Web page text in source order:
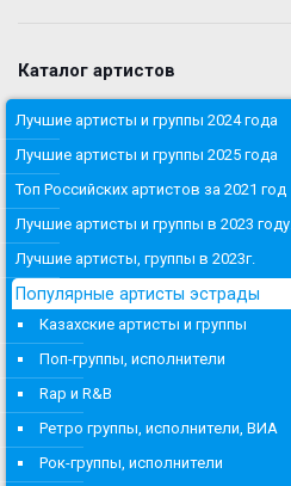
Каталог артистов
Лучшие артисты и группы 2024 года
Лучшие артисты и группы 2025 года
Топ Российских артистов за 2021 год
Лучшие артисты и группы в 2023 году.
Лучшие артисты, группы в 2023г.
Популярные артисты эстрады
Казахские артисты и группы
Поп-группы, исполнители
Rap и R&B
Ретро группы, исполнители, ВИА
Рок-группы, исполнители